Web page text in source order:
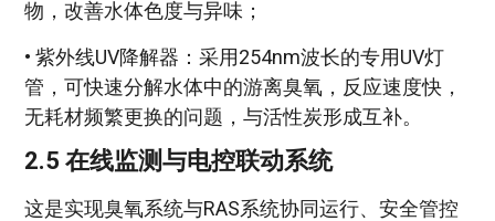
物，改善水体色度与异味；
• 紫外线UV降解器：采用254nm波长的专用UV灯
管，可快速分解水体中的游离臭氧，反应速度快，
无耗材频繁更换的问题，与活性炭形成互补。
2.5 在线监测与电控联动系统
这是实现臭氧系统与RAS系统协同运行、安全管控